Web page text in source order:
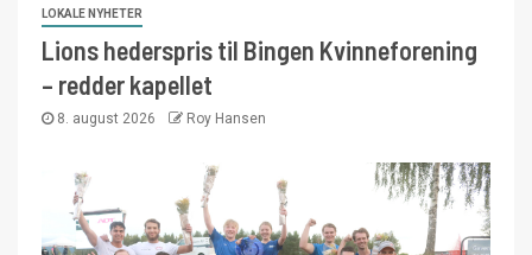
LOKALE NYHETER
Lions hederspris til Bingen Kvinneforening
– redder kapellet
8. august 2026 Roy Hansen